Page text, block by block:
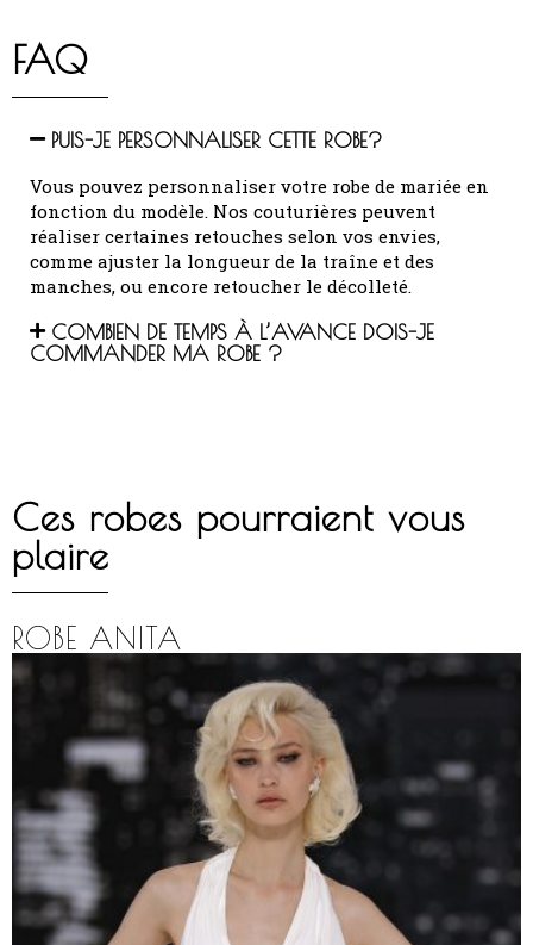
FAQ
PUIS-JE PERSONNALISER CETTE ROBE?
Vous pouvez personnaliser votre robe de mariée en
fonction du modèle. Nos couturières peuvent
réaliser certaines retouches selon vos envies,
comme ajuster la longueur de la traîne et des
manches, ou encore retoucher le décolleté.
COMBIEN DE TEMPS À L’AVANCE DOIS-JE
COMMANDER MA ROBE ?
Ces robes pourraient vous
plaire
ROBE ANITA